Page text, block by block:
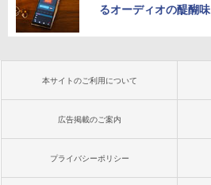
るオーディオの醍醐味
本サイトのご利用について
広告掲載のご案内
プライバシーポリシー